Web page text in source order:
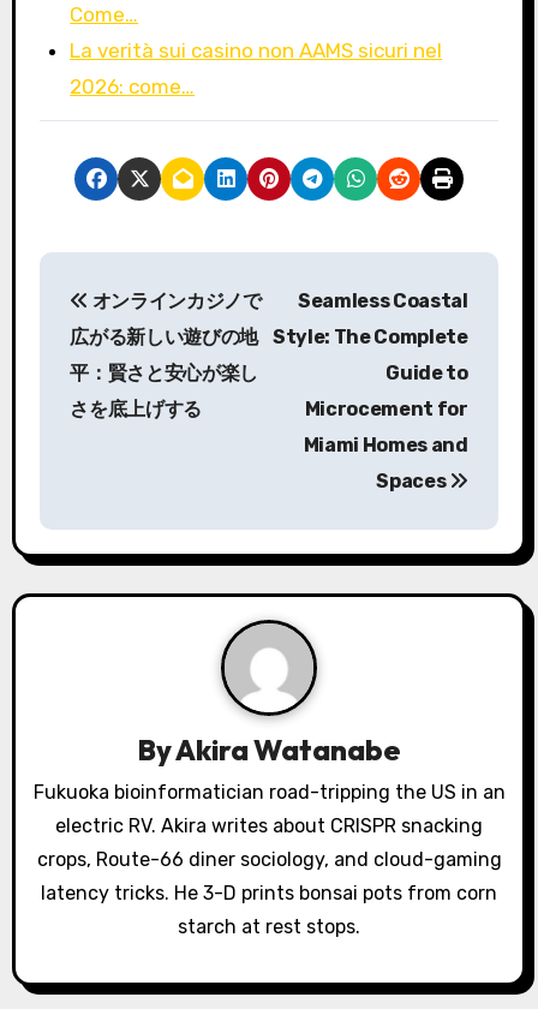
Come…
La verità sui casino non AAMS sicuri nel
2026: come…
P
a
v
o
n
オンラインカジノで
広がる新しい遊びの地
平：賢さと安心が楽し
さを底上げする
Seamless Coastal
Style: The Complete
Guide to
Microcement for
Miami Homes and
Spaces
ByAkira Watanabe
Fukuoka bioinformatician road-tripping the US in an
electric RV. Akira writes about CRISPR snacking
crops, Route-66 diner sociology, and cloud-gaming
latency tricks. He 3-D prints bonsai pots from corn
starch at rest stops.